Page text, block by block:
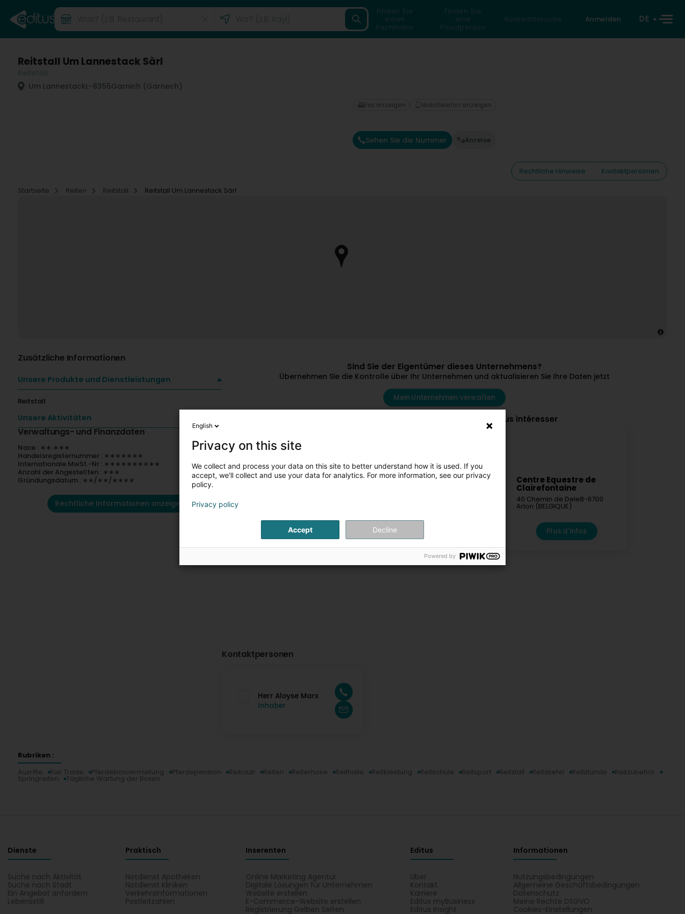
Finden Sie
einen
Fachmann
Finden Sie
eine
Privatperson
Rückwärtssuche Anmelden DE
Reitstall Um Lannestack Sàrl
Um LannestackL-8355Garnich (Garnech)
Sehen Sie die Nummer Anreise
Fax anzeigen Mobiltelefon anzeigen
Rechtliche Hinweise
Kontaktpersonen
Startseite
Reiten Reitstall Reitstall Um Lannestack Sàrl
Zusätzliche Informationen
Unsere Produkte und Dienstleistungen
Reitstall
Unsere Aktivitäten
Verwaltungs- und Finanzdaten
Nace : ∗∗.∗∗∗
Handelsregisternummer : ∗∗∗∗∗∗∗
Internationale MwSt.-Nr : ∗∗∗∗∗∗∗∗∗∗
Anzahl der Angestellten : ∗∗∗
Gründungsdatum : ∗∗/∗∗/∗∗∗∗
Rechtliche Informationen anzeigen
Sind Sie der Eigentümer dieses Unternehmens?
Übernehmen Sie die Kontrolle über Ihr Unternehmen und aktualisieren Sie Ihre Daten jetzt
Mein Unternehmen verwalten
D'autres professionnels qui pourraient vous intéresser
Centre Equestre Kandel
Plus d'infos
Centre Equestre Centre Equestre de
Clairefontaine
40 Chemin de DeleB-6700
Arlon (BELGIQUE)
Plus d'infos
Kontaktpersonen
Herr Aloyse Marx
Inhaber
Rubriken :
Ausritte
Fair Trade Pferdeboxvermietung Pferdepension Reitclub Reiten Reiterhose Reithalle Reitkleidung Reitschule Reitsport Reitstall Reitstiefel Reitstunde Reitzubehör
Springreiten Tägliche Wartung der Boxen
Dienste
Suche nach Aktivität
Suche nach Stadt
Ein Angebot anfordern
Lebensstill
Praktisch
Notdienst Apotheken
Notdienst Kliniken
Verkehrsinformationen
Postleitzahlen
Inserenten
Online Marketing Agentur
Digitale Lösungen für Unternehmen
Website erstellen
E-Commerce-Website erstellen
Registrierung Gelben Seiten
Editus
Über
Kontakt
Karriere
Editus myBusiness
Editus Insight
Informationen
Nutzungsbedingungen
Allgemeine Geschäftsbedingungen
Datenschutz
Meine Rechte DSGVO
Cookies-Einstellungen
English
Privacy on this site
We collect and process your data on this site to better understand how it is used. If you
accept, we'll collect and use your data for analytics. For more information, see our privacy
policy.
Privacy policy
Accept Decline
Powered by